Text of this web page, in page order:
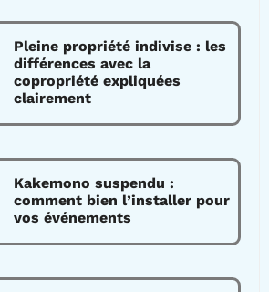
Pleine propriété indivise : les
différences avec la
copropriété expliquées
clairement
Kakemono suspendu :
comment bien l’installer pour
vos événements